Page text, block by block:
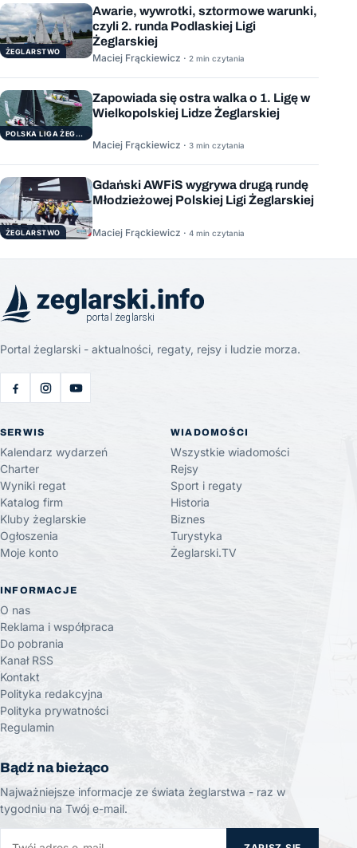
ŻEGLARSTWO
Awarie, wywrotki, sztormowe warunki,
czyli 2. runda Podlaskiej Ligi
Żeglarskiej
Maciej Frąckiewicz · 2 min czytania
POLSKA LIGA ŻEGLARSKA
Zapowiada się ostra walka o 1. Ligę w
Wielkopolskiej Lidze Żeglarskiej
Maciej Frąckiewicz · 3 min czytania
ŻEGLARSTWO
Gdański AWFiS wygrywa drugą rundę
Młodzieżowej Polskiej Ligi Żeglarskiej
Maciej Frąckiewicz · 4 min czytania
Portal żeglarski - aktualności, regaty, rejsy i ludzie morza.
SERWIS
Kalendarz wydarzeń
Charter
Wyniki regat
Katalog firm
Kluby żeglarskie
Ogłoszenia
Moje konto
WIADOMOŚCI
Wszystkie wiadomości
Rejsy
Sport i regaty
Historia
Biznes
Turystyka
Żeglarski.TV
INFORMACJE
O nas
Reklama i współpraca
Do pobrania
Kanał RSS
Kontakt
Polityka redakcyjna
Polityka prywatności
Regulamin
Bądź na bieżąco
Najważniejsze informacje ze świata żeglarstwa - raz w
tygodniu na Twój e-mail.